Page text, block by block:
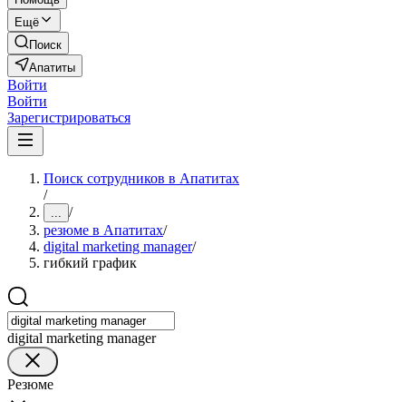
Ещё
Поиск
Апатиты
Войти
Войти
Зарегистрироваться
Поиск сотрудников в Апатитах
/
... /
резюме в Апатитах/
digital marketing manager/
гибкий график
digital marketing manager
Резюме